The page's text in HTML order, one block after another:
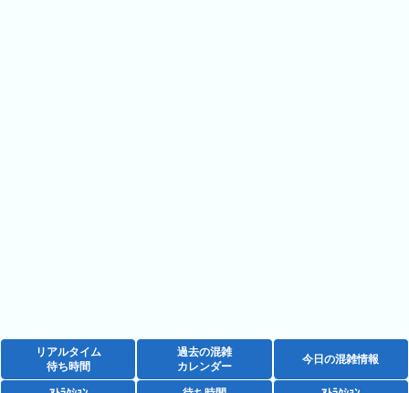
14:50
14:50
14:50
14:50
リアルタイム
待ち時間
過去の混雑
カレンダー
今日の混雑情報